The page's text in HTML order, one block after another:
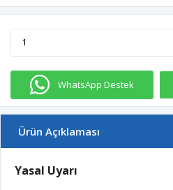
WhatsApp Destek
Ürün Açıklaması
Yasal Uyarı